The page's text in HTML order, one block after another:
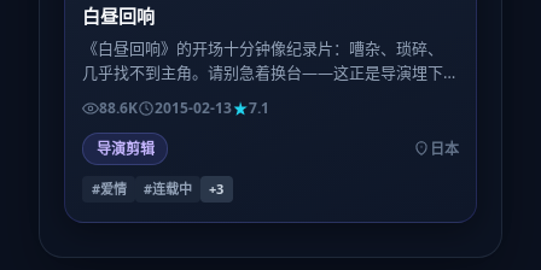
白昼回响
《白昼回响》的开场十分钟像纪录片：嘈杂、琐碎、
几乎找不到主角。请别急着换台——这正是导演埋下
的呼吸节奏，为的是让中段的爆发显得不可避免而非
廉价。
88.6K 2015-02-13
7.1
导演剪辑
日本
#爱情 #连载中 +3